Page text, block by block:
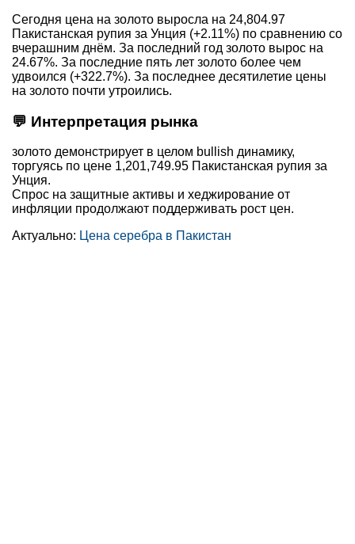
Сегодня цена на золото выросла на 24,804.97
Пакистанская рупия за Унция (+2.11%) по сравнению со
вчерашним днём. За последний год золото вырос на
24.67%. За последние пять лет золото более чем
удвоился (+322.7%). За последнее десятилетие цены
на золото почти утроились.
💬 Интерпретация рынка
золото демонстрирует в целом bullish динамику,
торгуясь по цене 1,201,749.95 Пакистанская рупия за
Унция.
Спрос на защитные активы и хеджирование от
инфляции продолжают поддерживать рост цен.
Актуально: Цена серебра в Пакистан